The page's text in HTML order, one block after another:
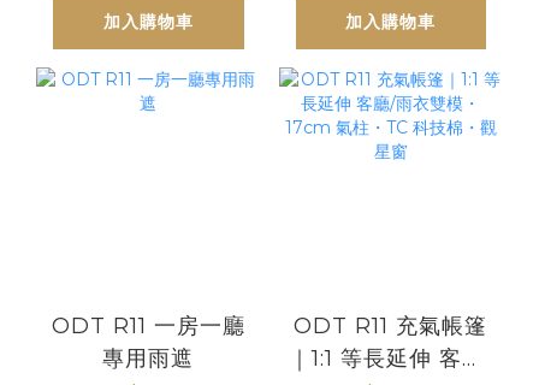
撞設計｜露營營柱
收納袋
加入購物車
加入購物車
ODT R11 一房一廳
專用雨遮
ODT R11 充氣帳篷
｜1:1 等長延伸 客廳/